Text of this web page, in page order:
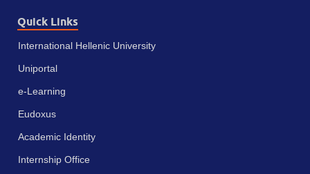
Quick Links
International Hellenic University
Uniportal
e-Learning
Eudoxus
Academic Identity
Internship Office